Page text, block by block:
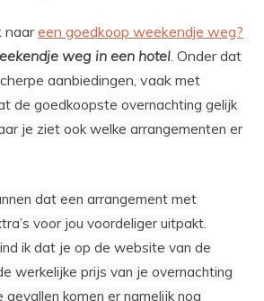
naareen goedkoop weekendje weg?
weg in een hotel. Onder dat
aanbiedingen, vaak met
de goedkoopste overnachting gelijk
je ziet ook welke arrangementen er
dat een arrangement met
voor jou voordeliger uitpakt.
ik dat je op de website van de
werkelijke prijs van je overnachting
gevallen komen er namelijk nog